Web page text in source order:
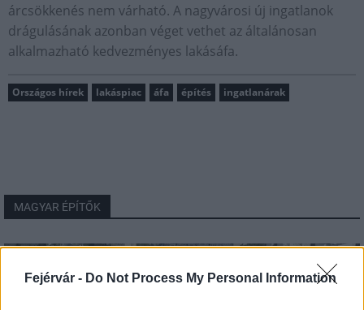
Fejérvár - Do Not Process My Personal Information
árcsökkenés nem várható. A nagyvárosi új ingatlanok
drágulásának azonban véget vethet az általánosan
alkalmazható kedvezményes lakásáfa.
Országos hírek lakáspiac áfa építés ingatlanárak
MAGYAR ÉPÍTŐK
Útépítés